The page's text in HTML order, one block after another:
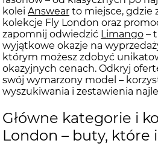
kolei Answear to miejsce, gdzie
kolekcje Fly London oraz
zapomnij odwiedzić Limango –
wyjątkowe okazje na
którym możesz zdobyć
okazyjnych cenach. Odkryj
swój wymarzony model –
wyszukiwania i zestawienia
Główne kategorie i
London – buty, które